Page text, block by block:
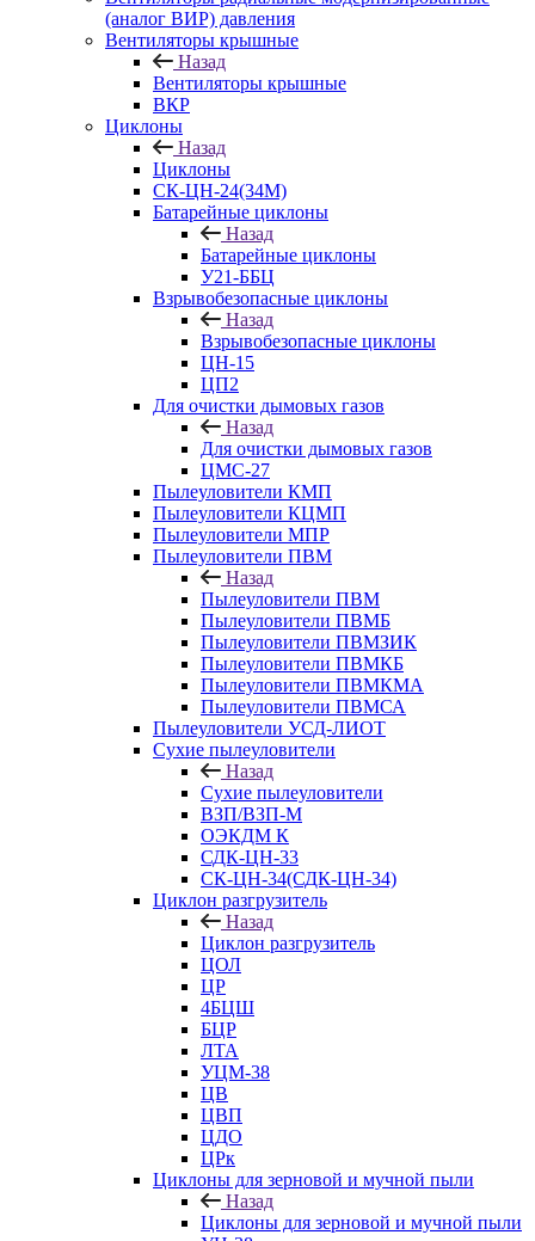
(аналог ВИР) давления
Вентиляторы крышные
Назад
Вентиляторы крышные
ВКР
Циклоны
Назад
Циклоны
СК-ЦН-24(34М)
Батарейные циклоны
Назад
Батарейные циклоны
У21-ББЦ
Взрывобезопасные циклоны
Назад
Взрывобезопасные циклоны
ЦН-15
ЦП2
Для очистки дымовых газов
Назад
Для очистки дымовых газов
ЦМС-27
Пылеуловители КМП
Пылеуловители КЦМП
Пылеуловители МПР
Пылеуловители ПВМ
Назад
Пылеуловители ПВМ
Пылеуловители ПВМБ
Пылеуловители ПВМЗИК
Пылеуловители ПВМКБ
Пылеуловители ПВМКМА
Пылеуловители ПВМСА
Пылеуловители УСД-ЛИОТ
Сухие пылеуловители
Назад
Сухие пылеуловители
ВЗП/ВЗП-М
ОЭКДМ К
СДК-ЦН-33
СК-ЦН-34(СДК-ЦН-34)
Циклон разгрузитель
Назад
Циклон разгрузитель
ЦОЛ
ЦР
4БЦШ
БЦР
ЛТА
УЦМ-38
ЦВ
ЦВП
ЦДО
ЦРк
Циклоны для зерновой и мучной пыли
Назад
Циклоны для зерновой и мучной пыли